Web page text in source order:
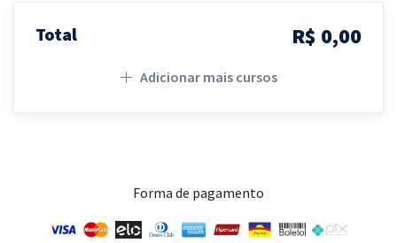
Total R$ 0,00
Adicionar mais cursos
Forma de pagamento